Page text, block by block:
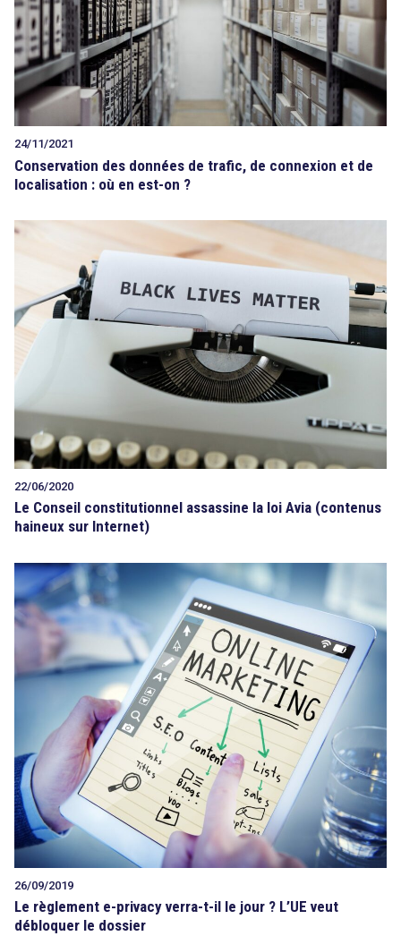
24/11/2021
Conservation des données de trafic, de connexion et de
localisation : où en est-on ?
22/06/2020
Le Conseil constitutionnel assassine la loi Avia (contenus
haineux sur Internet)
26/09/2019
Le règlement e-privacy verra-t-il le jour ? L’UE veut
débloquer le dossier